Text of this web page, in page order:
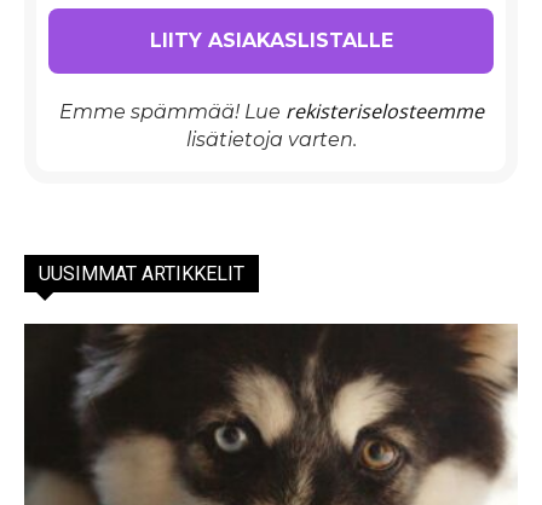
Emme spämmää! Lue rekisteriselosteemme
lisätietoja varten.
UUSIMMAT ARTIKKELIT